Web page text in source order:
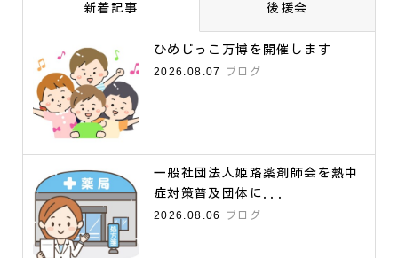
新着記事 後援会
ひめじっこ万博を開催します
2026.08.07
ブログ
一般社団法人姫路薬剤師会を熱中
症対策普及団体に...
2026.08.06
ブログ